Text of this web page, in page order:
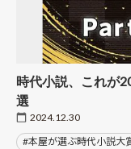
時代小説、これが
選
2024.12.30
#本屋が選ぶ時代小説大